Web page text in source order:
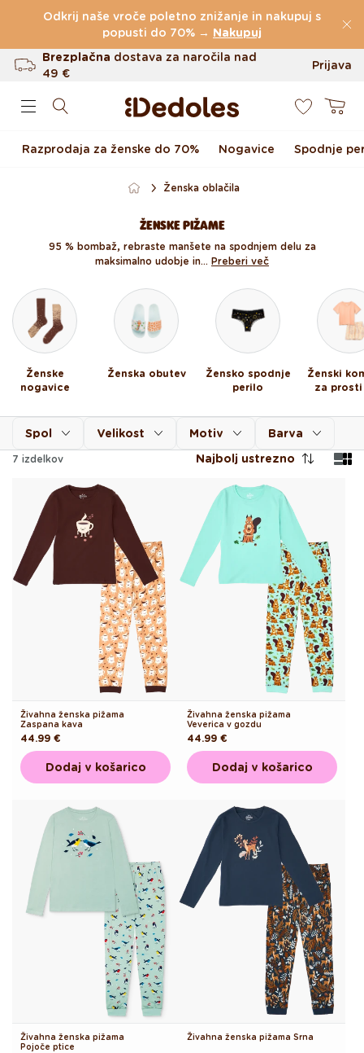
Preskoči na vsebino
Odkrij naše vroče poletno znižanje in nakupuj s
popusti do 70% → Nakupuj
(60.199 Ocen)
Brezplačna dostava za naročila nad
49 €
Do 100 dni za vračilo
Prijava
Košarica
Razprodaja za ženske do 70% Nogavice Spodnje
Ženska oblačila
ŽENSKE PIŽAME
95 % bombaž, rebraste manšete na spodnjem delu za
maksimalno udobje in... Preberi več
Ženske
nogavice
Ženska obutev
Žensko spodnje
perilo
Ženski
za prosti
Spol Velikost Motiv Barva
7 izdelkov Najbolj ustrezno
Živahna ženska pižama
Zaspana kava
Redna
cena
44.99 €
Dodaj v košarico
Živahna ženska pižama
Veverica v gozdu
Redna
cena
44.99 €
Dodaj v košarico
Živahna ženska pižama
Pojoče ptice
Živahna ženska pižama Srna